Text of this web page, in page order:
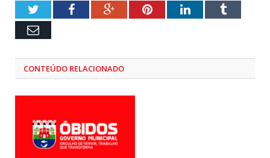
TwitterFacebookGoogle+PinterestLinkedInTumblr
Email
CONTEÚDO RELACIONADO